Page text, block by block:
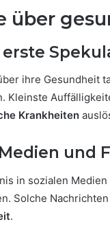
über
ihre Gesundheit
Kleinste
Krankheiten
und
in sozialen
Solche
.